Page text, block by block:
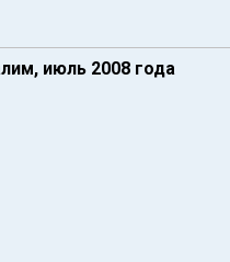
июль 2008 года